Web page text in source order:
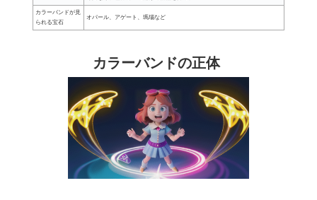
カラーバンドが見
られる宝石
オパール、アゲート、瑪瑙など
カラーバンドの正体